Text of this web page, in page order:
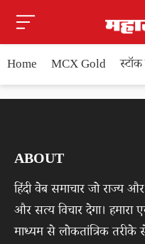
Home MCX Gold स्टॉक
ABOUT
हिंदी वेब समाचार जो राज्य
और सत्य विचार देगा। हमारा
माध्यम से लोकतांत्रिक तरीके